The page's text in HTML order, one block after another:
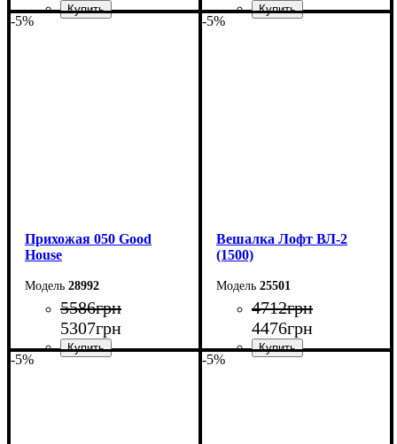
-5%
Прихожая 050 Good
House
28992
5586грн
5307грн
-5%
Вешалка Лофт ВЛ-2
(1500)
25501
4712грн
4476грн
-5% -5%